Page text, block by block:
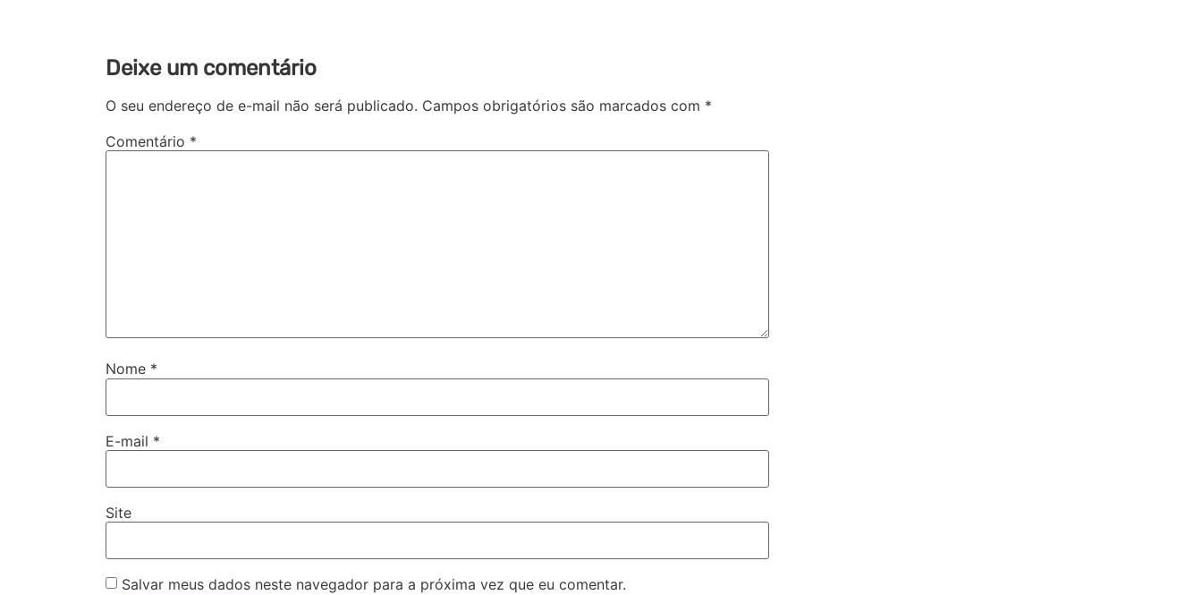
Deixe um comentário
O seu endereço de e-mail não será publicado. Campos obrigatórios são marcados com *
Comentário *
Nome *
E-mail *
Site
Salvar meus dados neste navegador para a próxima vez que eu comentar.